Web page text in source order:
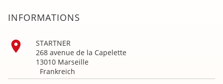
INFORMATIONS

STARTNER
268 avenue de la Capelette
13010 Marseille
Frankreich